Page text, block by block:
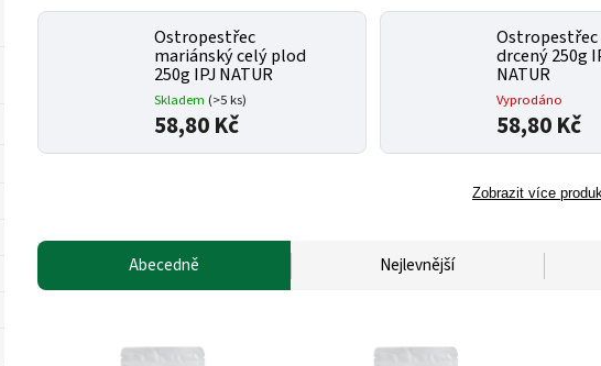
Ostropestřec
mariánský celý plod
250g IPJ NATUR
Skladem (>5 ks)
58,80 Kč
drcený 250g
NATUR
Vyprodáno
58,80 Kč
Zobrazit více
Abecedně Nejlevnější